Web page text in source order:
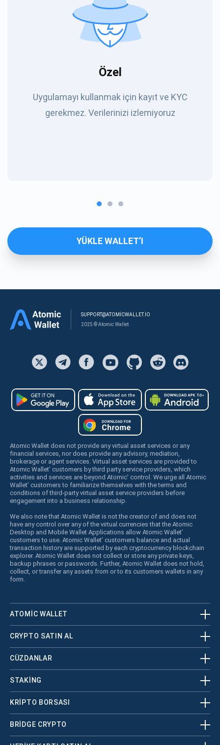
Özel
Uygulamayı kullanmak için kayıt ve KYC
gerekmez. Verilerinizi izlemiyoruz
YÜKLE WALLET’I
SUPPORT@ATOMICWALLET.IO
2025 © Atomic Wallet
Atomic Wallet does not provide any virtual asset services or any
financial services, nor does provide any advisory, mediation,
brokerage or agent services. Virtual asset services are provided to
Atomic Wallet’ customers by third party service providers, which
activities and services are beyond Atomic’ control. We urge all Atomic
Wallet’ customers to familiarize themselves with the terms and
conditions of third-party virtual asset service providers before
engagement into a business relationship.
We also note that Atomic Wallet is not the creator of and does not
have any control over any of the virtual currencies that the Atomic
Desktop and Mobile Wallet Applications allow Atomic Wallet’
customers to use. Atomic Wallet’ customers balance and actual
transaction history are supported by each cryptocurrency blockchain
explorer. Atomic Wallet does not collect or store any private keys,
backup phrases or passwords. Further, Atomic Wallet does not hold,
collect, or transfer any assets from or to its customers wallets in any
form.
ATOMIC WALLET
CRYPTO SATIN AL
CÜZDANLAR
STAKING
KRİPTO BORSASI
BRIDGE CRYPTO